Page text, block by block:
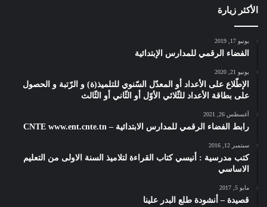
الأكثر زيارة
يونيو 17, 2019
الفضاء الرقمي للمدارس الإبتدائية
يونيو 21, 2020
الإطّلاع على الأعداد أو المعدّل السّنوي للتلميذ(ة) و الرّتبة و الحصول
على بطاقة الأعداد للثّلاثي الأوّل أو الثّاني أو الثّالث
أغسطس 26, 2021
رابط الفضاء الرقمي للمدارس الابتدائية – CNTE www.ent.cnte.tn
سبتمبر 12, 2016
كتب مدرسية : أنيسي كتاب القراءة لتلاميذ السنة الاولى من التعليم
الاساسي
مايو 5, 2017
قصيدة – أنشودة طلع البدر علينا